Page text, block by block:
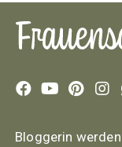
Bloggerin werden